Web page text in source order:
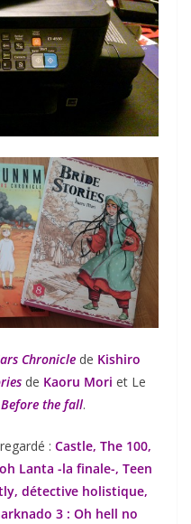
Chronicle de Kishiro
de Kaoru Mori et Le
Before the fall.
: Castle, The 100,
Lanta -la finale-, Teen
détective holistique,
3 : Oh hell no